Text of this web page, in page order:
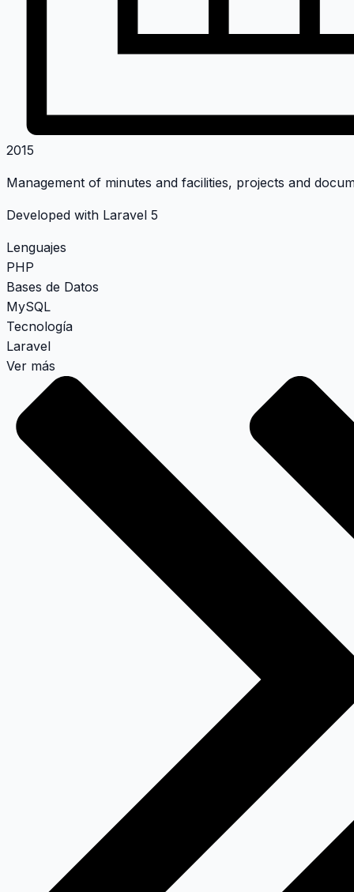
2015
Management of minutes and facilities, projects and
Developed with Laravel 5
Lenguajes
PHP
Bases de Datos
MySQL
Tecnología
Laravel
Ver más